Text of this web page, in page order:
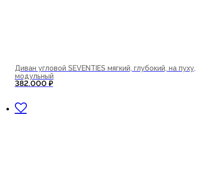
Диван угловой SEVENTIES мягкий, глубокий, на пуху,
модульный
382.000 ₽